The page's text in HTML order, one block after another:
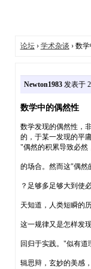
论坛› 学术杂谈 › 数
Newton1983发表于
数学中的偶然性
数学发现的偶然性，
的，于某一发现的平
"偶然的积累导致必然
的场合。然而这"偶
？足够多足够大到使
天知道，人类短瞬的
这一规律又是怎样发
回归于实践。"似有
辑思辩，玄妙的美感